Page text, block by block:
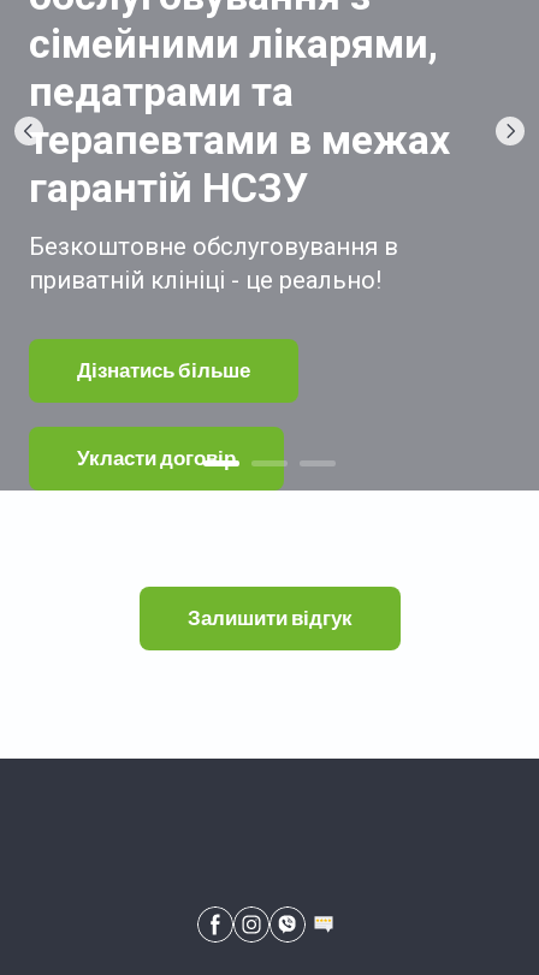
сімейними лікарями,
педатрами та
терапевтами в межах
гарантій НСЗУ
Безкоштовне обслуговування в
приватній клініці - це реально!
Дізнатись більше
Укласти договір
Залишити відгук